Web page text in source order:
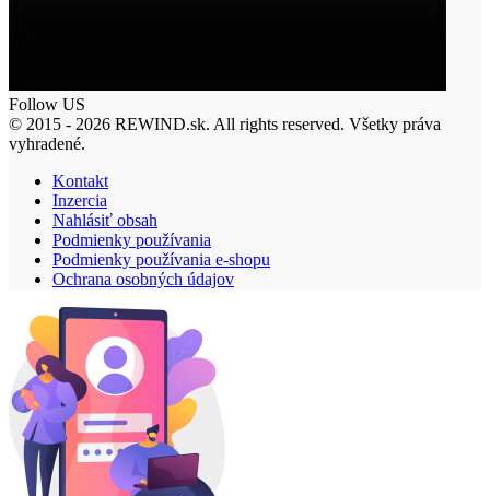
Follow US
© 2015 - 2026 REWIND.sk. All rights reserved. Všetky práva
vyhradené.
Kontakt
Inzercia
Nahlásiť obsah
Podmienky používania
Podmienky používania e-shopu
Ochrana osobných údajov